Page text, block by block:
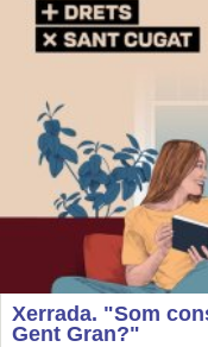
Xerrada. "Som
Gent Gran?"